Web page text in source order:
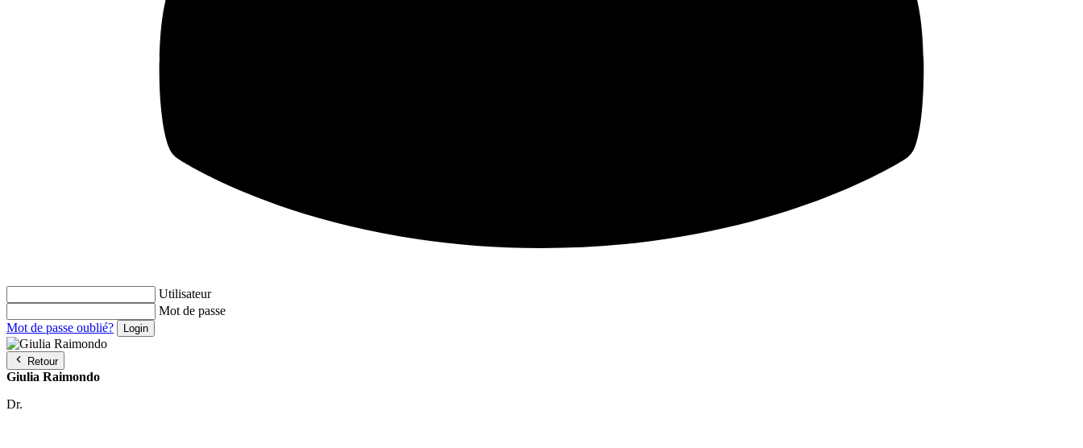
Utilisateur
Mot de passe
Mot de passe oublié?
Retour
Giulia Raimondo
Dr.